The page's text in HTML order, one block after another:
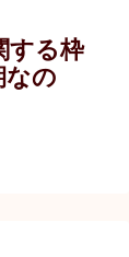
する枠
なの